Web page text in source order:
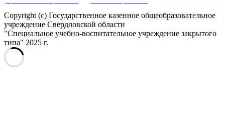
Copyright (c) Государственное казенное общеобразовательное
учреждение Свердловской области
"Специальное учебно-воспитательное учреждение закрытого
типа" 2025 г.